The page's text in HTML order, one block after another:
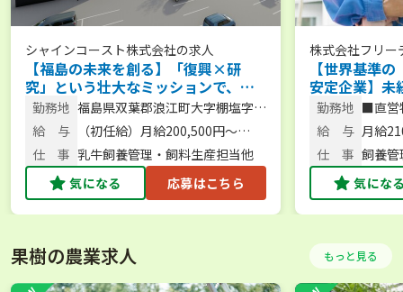
シャインコースト株式会社の求人
【福島の未来を創る】「復興×研
究」という壮大なミッションで、あ
なたの市場価値を最大限に飛躍させ
ませんか？
勤務地 福島県双葉郡浪江町大字棚塩字植
松24
給 与
（初任給）月給200,500円～
220,700円
仕 事 乳牛飼養管理・飼料生産担当他
気になる
応募はこちら
株式会社フリー
【世界基準
安定企業】未
の手厚い待
か？
勤務地 ■直営
給 与 月給
仕 事 飼養
全般
気にな
果樹の農業求人 もっと見る